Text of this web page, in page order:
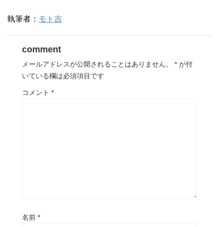
執筆者： モト吉
comment
メールアドレスが公開されることはありません。 * が付
いている欄は必須項目です
コメント *
名前 *